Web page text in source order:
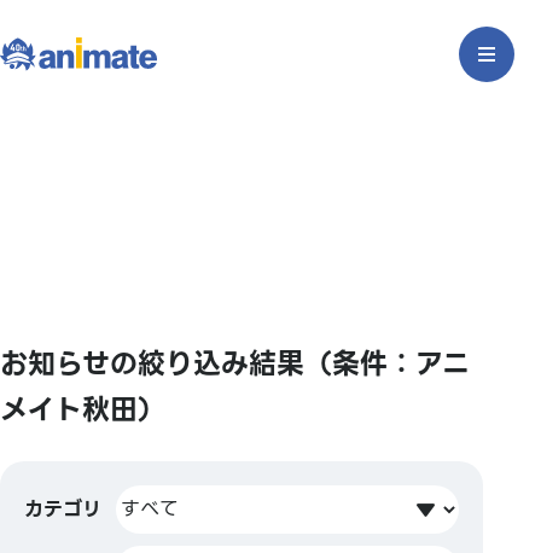
お知らせの絞り込み結果（条件：アニ
メイト秋田）
カテゴリ